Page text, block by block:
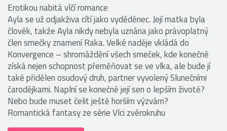
Erotikou nabitá vlčí romance
Ayla se už odjakživa cítí jako vyděděnec. Její matka byla
člověk, takže Ayla nikdy nebyla uznána jako právoplatný
člen smečky znamení Raka. Velké naděje vkládá do
Konvergence – shromáždění všech smeček, kde konečně
získá nejen schopnost přeměňovat se ve vlka, ale bude jí
také přidělen osudový druh, partner vyvolený Slunečními
čarodějkami. Naplní se konečně její sen o lepším životě?
Nebo bude muset čelit ještě horším výzvám?
Romantická fantasy ze série Vlci zvěrokruhu